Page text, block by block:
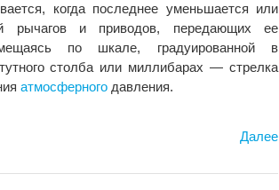
когда последнее уменьшается или
рычагов и приводов, передающих ее
по шкале, градуированной в
столба или миллибарах — стрелка
атмосферного давления.
Далее